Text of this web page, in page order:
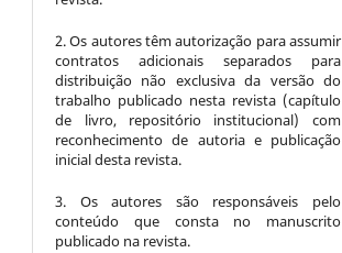
2. Os autores têm autorização para assumir
contratos adicionais separados para
distribuição não exclusiva da versão do
trabalho publicado nesta revista (capítulo
de livro, repositório institucional) com
reconhecimento de autoria e publicação
inicial desta revista.
3. Os autores são responsáveis pelo
conteúdo que consta no manuscrito
publicado na revista.